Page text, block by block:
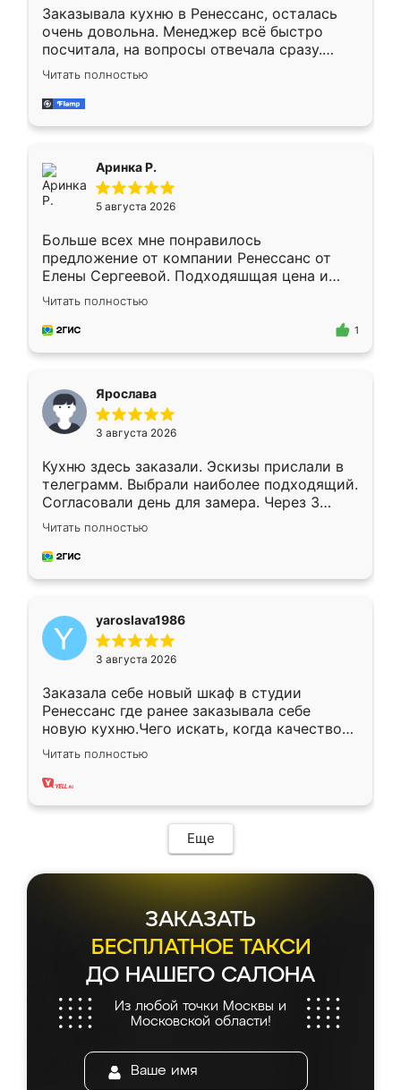
Заказывала кухню в Ренессанс, осталась
очень довольна. Менеджер всё быстро
посчитала, на вопросы отвечала сразу.
Замерщик приехал в субботу, подошёл к
делу со всей ответственностью. Собрали
за день, ребята работали аккуратно, даже
Читать полностью
Аринка Р.
5 августа 2026
Больше всех мне понравилось
предложение от компании Ренессанс от
Елены Сергеевой. Подходяшщая цена и
короткие сроки изготовления. Приехавший
для замера сотрудник Владислав
предложил по моему эскизу самый
Читать полностью
1
Ярослава
3 августа 2026
Кухню здесь заказали. Эскизы прислали в
телеграмм. Выбрали наиболее подходящий.
Согласовали день для замера. Через 3
недели кухня была уже готова. Остались
довольны работой. Спасибо Ренессанс
мебель за качественную работу!
Читать полностью
yaroslava1986
3 августа 2026
Заказала себе новый шкаф в студии
Ренессанс где ранее заказывала себе
новую кухню.Чего искать, когда качеством
вполне довольна. Служит кухня уже почти
два года, нареканий нет.
Читать полностью
Еще
ЗАКАЗАТЬ
БЕСПЛАТНОЕ ТАКСИ
ДО НАШЕГО САЛОНА
Из любой точки Москвы и
Московской области!